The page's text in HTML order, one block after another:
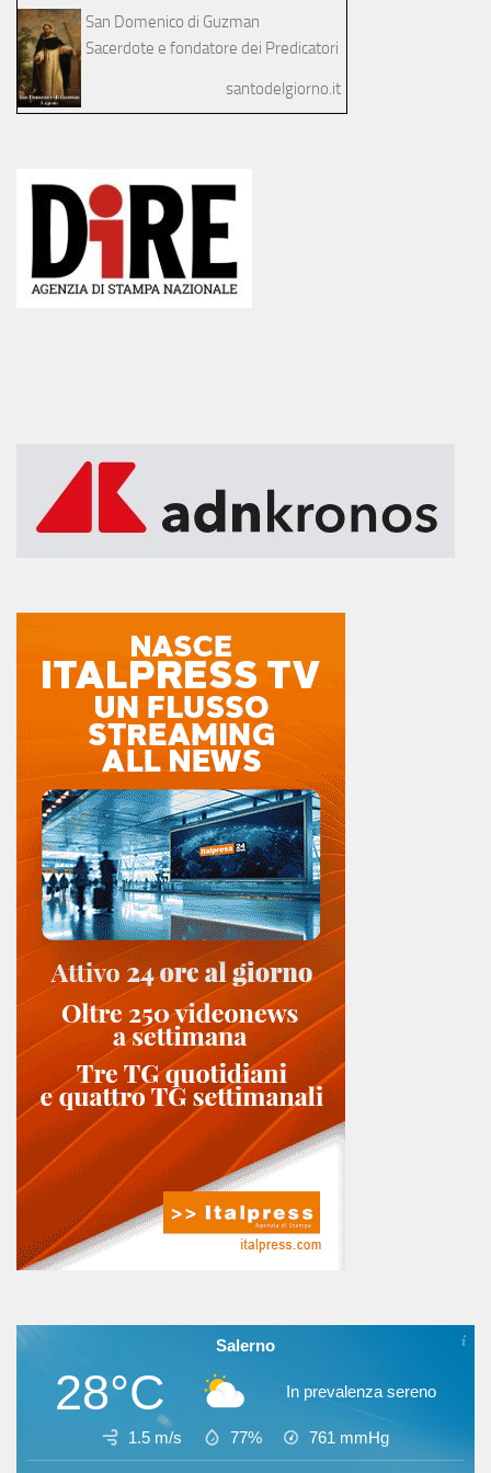
San Domenico di Guzman
Sacerdote e fondatore dei Predicatori
santodelgiorno.it
Salerno
28°C In prevalenza sereno
1.5 m/s 77% 761 mmHg